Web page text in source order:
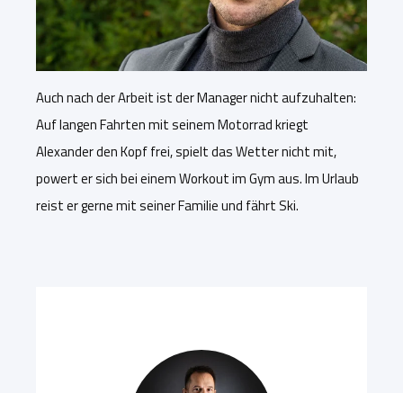
Auch nach der Arbeit ist der Manager nicht aufzuhalten:
Auf langen Fahrten mit seinem Motorrad kriegt
Alexander den Kopf frei, spielt das Wetter nicht mit,
powert er sich bei einem Workout im Gym aus. Im Urlaub
reist er gerne mit seiner Familie und fährt Ski.